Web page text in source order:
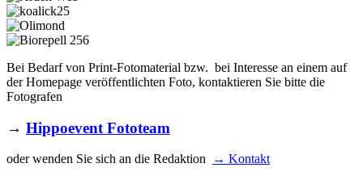
Bei Bedarf von Print-Fotomaterial bzw. bei Interesse an einem auf
der Homepage veröffentlichten Foto, kontaktieren Sie bitte die
Fotografen
→ Hippoevent Fototeam
oder wenden Sie sich an die Redaktion → Kontakt